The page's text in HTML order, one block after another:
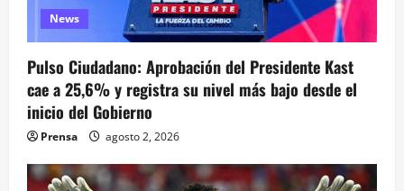
n
t
r
a
News
Pulso Ciudadano: Aprobación del Presidente Kast
cae a 25,6% y registra su nivel más bajo desde el
inicio del Gobierno
Prensa agosto 2, 2026